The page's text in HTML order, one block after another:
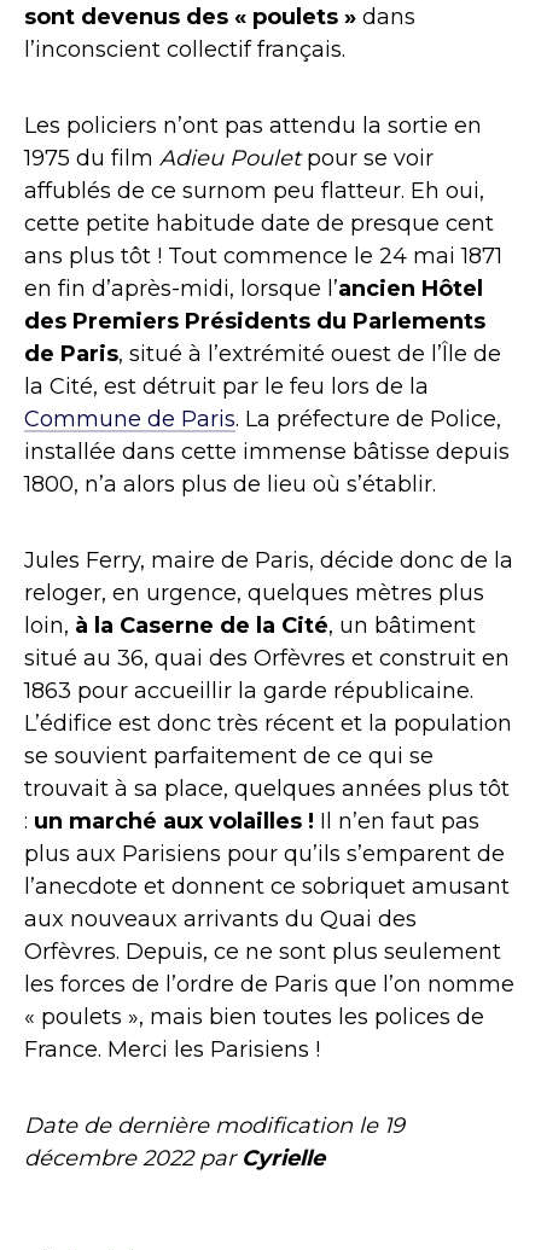
sont devenus des « poulets » dans
l’inconscient collectif français.
Les policiers n’ont pas attendu la sortie en
1975 du film Adieu Pouletpour se voir
affublés de ce surnom peu flatteur. Eh oui,
cette petite habitude date de presque cent
ans plus tôt ! Tout commence le 24 mai 1871
en fin d’après-midi, lorsque l’ancien Hôtel
des Premiers Présidents du Parlements
de Paris, situé à l’extrémité ouest de l’Île de
la Cité, est détruit par le feu lors de la
Commune de Paris. La préfecture de Police,
installée dans cette immense bâtisse depuis
1800, n’a alors plus de lieu où s’établir.
Jules Ferry, maire de Paris, décide donc de la
reloger, en urgence, quelques mètres plus
loin, à la Caserne de la Cité, un bâtiment
situé au 36, quai des Orfèvres et construit en
1863 pour accueillir la garde républicaine.
L’édifice est donc très récent et la population
se souvient parfaitement de ce qui se
trouvait à sa place, quelques années plus tôt
: un marché aux volailles ! Il n’en faut pas
plus aux Parisiens pour qu’ils s’emparent de
l’anecdote et donnent ce sobriquet amusant
aux nouveaux arrivants du Quai des
Orfèvres. Depuis, ce ne sont plus seulement
les forces de l’ordre de Paris que l’on nomme
« poulets », mais bien toutes les polices de
France. Merci les Parisiens !
Date de dernière modification le 19
décembre 2022par Cyrielle